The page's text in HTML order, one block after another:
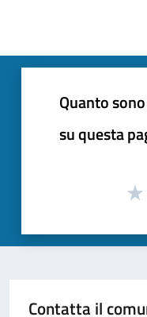
Quanto
su questa
Contatta il